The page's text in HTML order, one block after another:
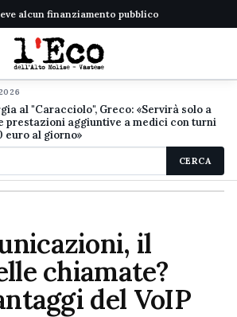
alcun finanziamento pubblico
al "Caracciolo", Greco: «Servirà solo a
prestazioni aggiuntive a medici con turni
euro al giorno»
CERCA
il
chiamate?
del VoIP